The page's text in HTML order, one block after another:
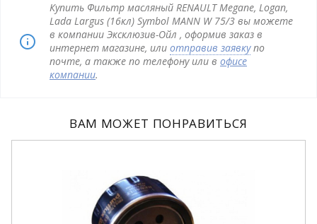
Купить Фильтр масляный RENAULT Megane, Logan,
Lada Largus (16кл) Symbol MANN W 75/3 вы можете
в компании Эксклюзив-Ойл , оформив заказ в
интернет магазине, или отправив заявкупо
почте, а также по телефону или в офисе
компании.
ВАМ МОЖЕТ ПОНРАВИТЬСЯ